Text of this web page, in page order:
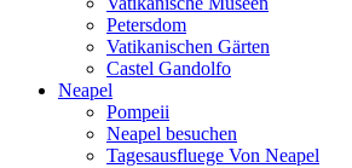
Petersdom
Vatikanischen Gärten
Castel Gandolfo
Neapel
Pompeii
Neapel besuchen
Tagesausfluege Von Neapel